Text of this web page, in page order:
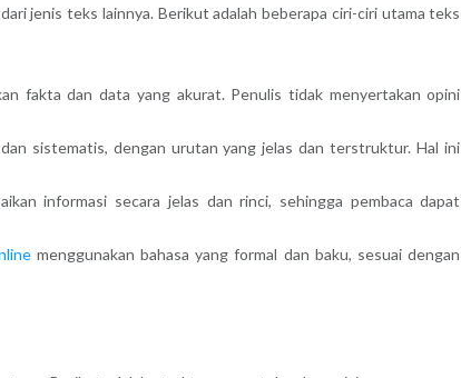
jenis teks lainnya. Berikut adalah beberapa ciri-ciri utama teks
fakta dan data yang akurat. Penulis tidak menyertakan opini
sistematis, dengan urutan yang jelas dan terstruktur. Hal ini
informasi secara jelas dan rinci, sehingga pembaca dapat
menggunakan bahasa yang formal dan baku, sesuai dengan